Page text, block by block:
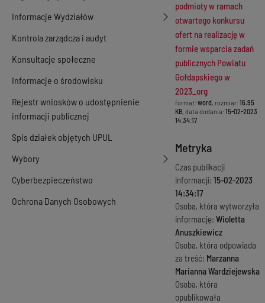
Informacje Wydziałów
Kontrola zarządcza i audyt
Konsultacje społeczne
Informacje o środowisku
Rejestr wniosków o udostępnienie
informacji publicznej
Spis działek objętych UPUL
Wybory
Cyberbezpieczeństwo
Ochrona Danych Osobowych
podmioty w ramach
otwartego konkursu
ofert na realizację w
formie wsparcia zadań
publicznych Powiatu
Gołdapskiego w
2023_org
format: word, rozmiar: 16.95
KB, data dodania: 15-02-2023
14:34:17
Metryka
Czas publikacji
informacji: 15-02-2023
14:34:17
Osoba, która wytworzyła
informację: Wioletta
Anuszkiewicz
Osoba, która odpowiada
za treść: Marzanna
Marianna Wardziejewska
Osoba, która
opublikowała